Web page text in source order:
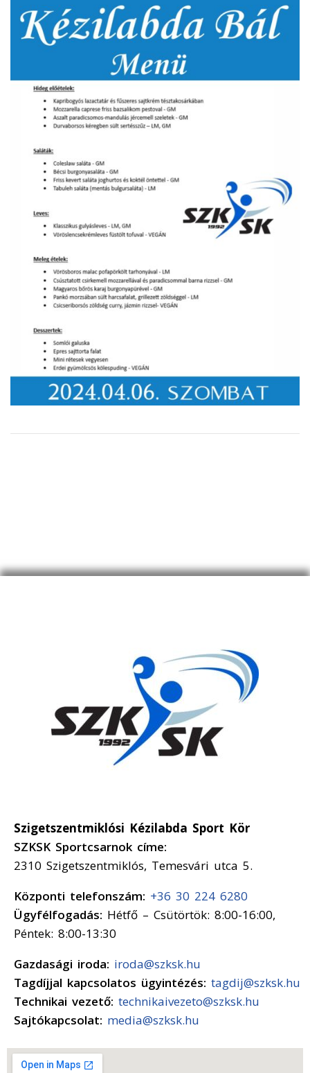
Szigetszentmiklósi Kézilabda Sport Kör
SZKSK Sportcsarnok címe:
2310 Szigetszentmiklós, Temesvári utca 5.
Központi telefonszám: +36 30 224 6280
Ügyfélfogadás: Hétfő – Csütörtök: 8:00-16:00,
Péntek: 8:00-13:30
Gazdasági iroda: iroda@szksk.hu
Tagdíjjal kapcsolatos ügyintézés: tagdij@szksk.hu
Technikai vezető: technikaivezeto@szksk.hu
Sajtókapcsolat: media@szksk.hu